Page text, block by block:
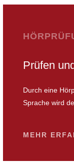
Prüfen
Durch eine
Sprache wird
MEHR